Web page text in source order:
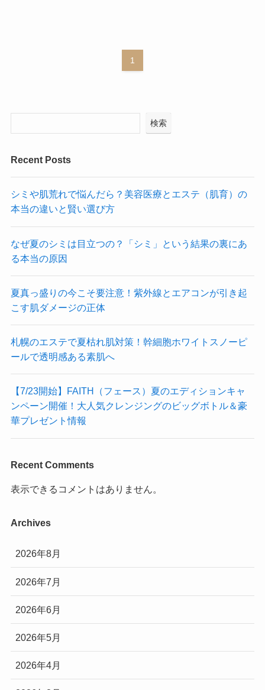
1
検索
Recent Posts
シミや肌荒れで悩んだら？美容医療とエステ（肌育）の
本当の違いと賢い選び方
なぜ夏のシミは目立つの？「シミ」という結果の裏にあ
る本当の原因
夏真っ盛りの今こそ要注意！紫外線とエアコンが引き起
こす肌ダメージの正体
札幌のエステで夏枯れ肌対策！幹細胞ホワイトスノーピ
ールで透明感ある素肌へ
【7/23開始】FAITH（フェース）夏のエディションキャ
ンペーン開催！大人気クレンジングのビッグボトル＆豪
華プレゼント情報
Recent Comments
表示できるコメントはありません。
Archives
2026年8月
2026年7月
2026年6月
2026年5月
2026年4月